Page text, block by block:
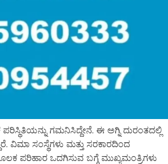
ಗಮನಿಸಿದ್ದೇನೆ. ಈ ಅಗ್ನಿ ದುರಂತದಲ್ಲಿ
ವಿಮಾ ಸಂಸ್ಥೆಗಳು ಮತ್ತು ಸರಕಾರದಿಂದ
ಪರಿಹಾರ ಒದಗಿಸುವ ಬಗ್ಗೆ ಮುಖ್ಯಮಂತ್ರಿಗಳು